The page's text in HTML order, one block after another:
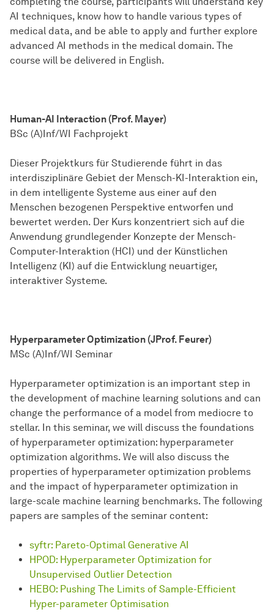
AI techniques, know how to handle various types of
medical data, and be able to apply and further explore
advanced AI methods in the medical domain. The
course will be delivered in English.
Human-AI Interaction (Prof. Mayer)
BSc (A)Inf/WI Fachprojekt
Dieser Projektkurs für Studierende führt in das
interdisziplinäre Gebiet der Mensch-KI-Interaktion ein,
in dem intelligente Systeme aus einer auf den
Menschen bezogenen Perspektive entworfen und
bewertet werden. Der Kurs konzentriert sich auf die
Anwendung grundlegender Konzepte der Mensch-
Computer-Interaktion (HCI) und der Künstlichen
Intelligenz (KI) auf die Entwicklung neuartiger,
interaktiver Systeme.
Hyperparameter Optimization (JProf. Feurer)
MSc (A)Inf/WI Seminar
Hyperparameter optimization is an important step in
the development of machine learning solutions and can
change the performance of a model from mediocre to
stellar. In this seminar, we will discuss the foundations
of hyperparameter optimization: hyperparameter
optimization algorithms. We will also discuss the
properties of hyperparameter optimization problems
and the impact of hyperparameter optimization in
large-scale machine learning benchmarks. The following
papers are samples of the seminar content:
syftr: Pareto-Optimal Generative AI
HPOD: Hyperparameter Optimization for
Unsupervised Outlier Detection
HEBO: Pushing The Limits of Sample-Efficient
Hyper-parameter Optimisation